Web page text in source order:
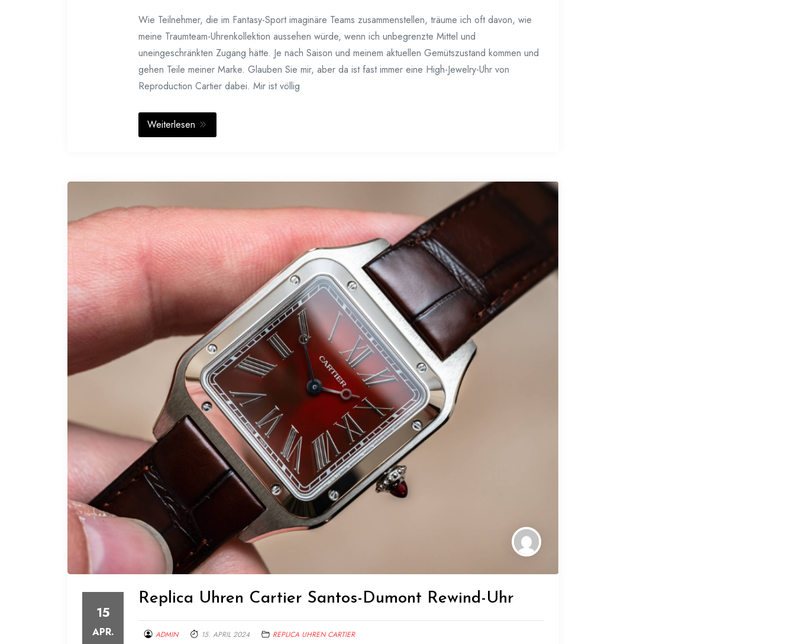
Wie Teilnehmer, die im Fantasy-Sport imaginäre Teams zusammenstellen, träume ich oft davon, wie
meine Traumteam-Uhrenkollektion aussehen würde, wenn ich unbegrenzte Mittel und
uneingeschränkten Zugang hätte. Je nach Saison und meinem aktuellen Gemütszustand kommen und
gehen Teile meiner Marke. Glauben Sie mir, aber da ist fast immer eine High-Jewelry-Uhr von
Reproduction Cartier dabei. Mir ist völlig
Weiterlesen
15
APR.
Replica Uhren Cartier Santos-Dumont Rewind-Uhr
ADMIN 15. APRIL 2024 REPLICA UHREN CARTIER